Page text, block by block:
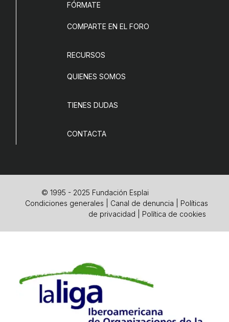
FÓRMATE
COMPARTE EN EL FORO
RECURSOS
QUIENES SOMOS
TIENES DUDAS
CONTACTA
© 1995 - 2025 Fundación Esplai
Condiciones generales
Canal de denuncia
Políticas
de privacidad
Política de cookies
Fundesplai als mitjans
COL·LABORA